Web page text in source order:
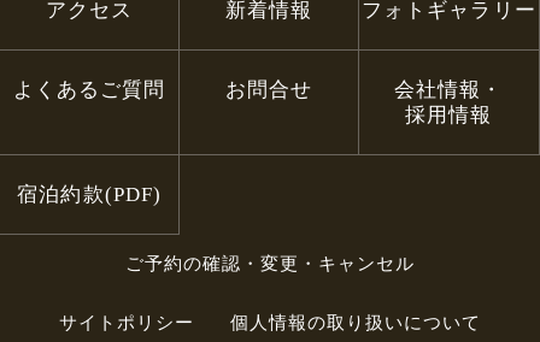
アクセス 新着情報 フォトギャラリー
よくあるご質問 お問合せ
会社情報・
採用情報
宿泊約款(PDF)
ご予約の確認・変更・キャンセル
サイトポリシー 個人情報の取り扱いについて